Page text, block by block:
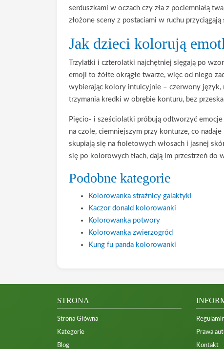
serduszkami w oczach czy zła z pociemniałą
złożone sceny z postaciami w ruchu
Jak dzieci kolorują
Trzylatki i czterolatki najchętniej sięgają po
emoji to żółte okrągłe twarze, więc od niego
wybierając kolory intuicyjnie – czerwony język,
trzymania kredki w obrębie konturu, bez
Pięcio- i sześciolatki próbują odtworzyć
na czole, ciemniejszym przy konturze, co
skupiają się na fioletowych włosach i jasnej
się po kolorowych tłach, dają im przestrzeń do
Podobne kategorie
Kolorowanka strażnicy galaktyki
Kaczor donald kolorowanki
Kolorowanka potwory
Kolorowanka zwierzogród
Kung fu panda kolorowanki
STRONA
Strona Główna
Kategorie
Blog
Prawa
Kontakt